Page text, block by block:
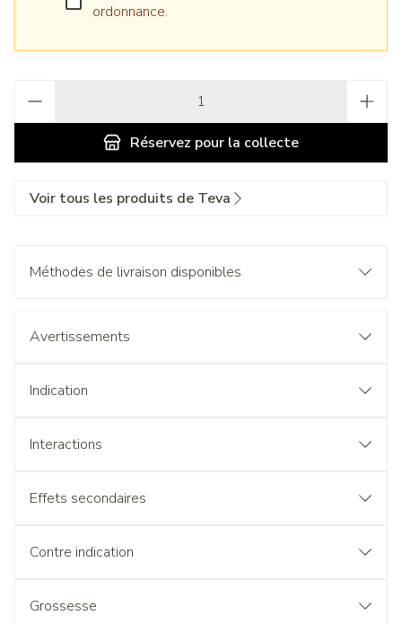
ordonnance.
Réservez pour la collecte
Voir tous les produits de Teva
Méthodes de livraison disponibles
Avertissements
Indication
Interactions
Effets secondaires
Contre indication
Grossesse